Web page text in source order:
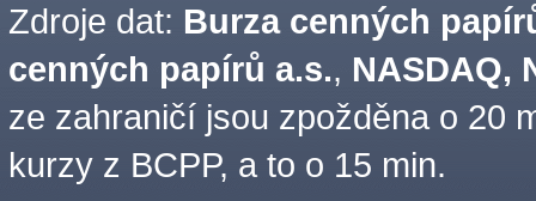
Zdroje dat: Burza cenných
cenných papírů a.s., NASDAQ,
ze zahraničí jsou zpožděna o 20
kurzy z BCPP, a to o 15 min.